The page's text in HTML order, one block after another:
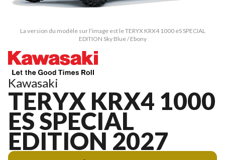
La version du modèle sur l'image est le TERYX KRX4 1000 eS SPECIAL
EDITION Sky Blue / Ebony
Kawasaki
TERYX KRX4 1000
ES SPECIAL
EDITION 2027